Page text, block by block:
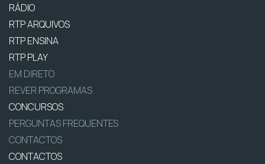
RÁDIO
RTP ARQUIVOS
RTP ENSINA
RTP PLAY
EM DIRETO
REVER PROGRAMAS
CONCURSOS
PERGUNTAS FREQUENTES
CONTACTOS
CONTACTOS